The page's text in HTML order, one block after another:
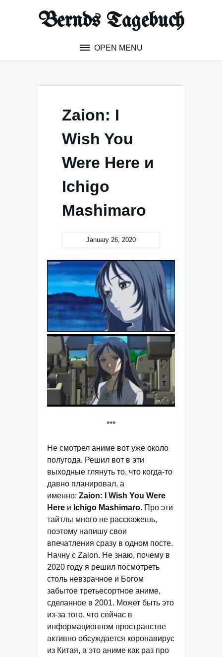
Bernds Tagebuch
OPEN MENU
Zaion: I
Wish You
Were Here и
Ichigo
Mashimaro
January 26, 2020
***
Не смотрел аниме вот уже около
полугода. Решил вот в эти
выходные глянуть то, что когда-то
давно планировал, а
именно: Zaion: I Wish You Were
Here и Ichigo Mashimaro. Про эти
тайтлы много не расскажешь,
поэтому напишу свои
впечатления сразу в одном посте.
Начну с Zaion. Не знаю, почему в
2020 году я решил посмотреть
столь невзрачное и Богом
забытое третьесортное аниме,
сделанное в 2001. Может быть это
из-за того, что сейчас в
информационном пространстве
активно обсуждается коронавирус
из Китая, а это аниме как раз про